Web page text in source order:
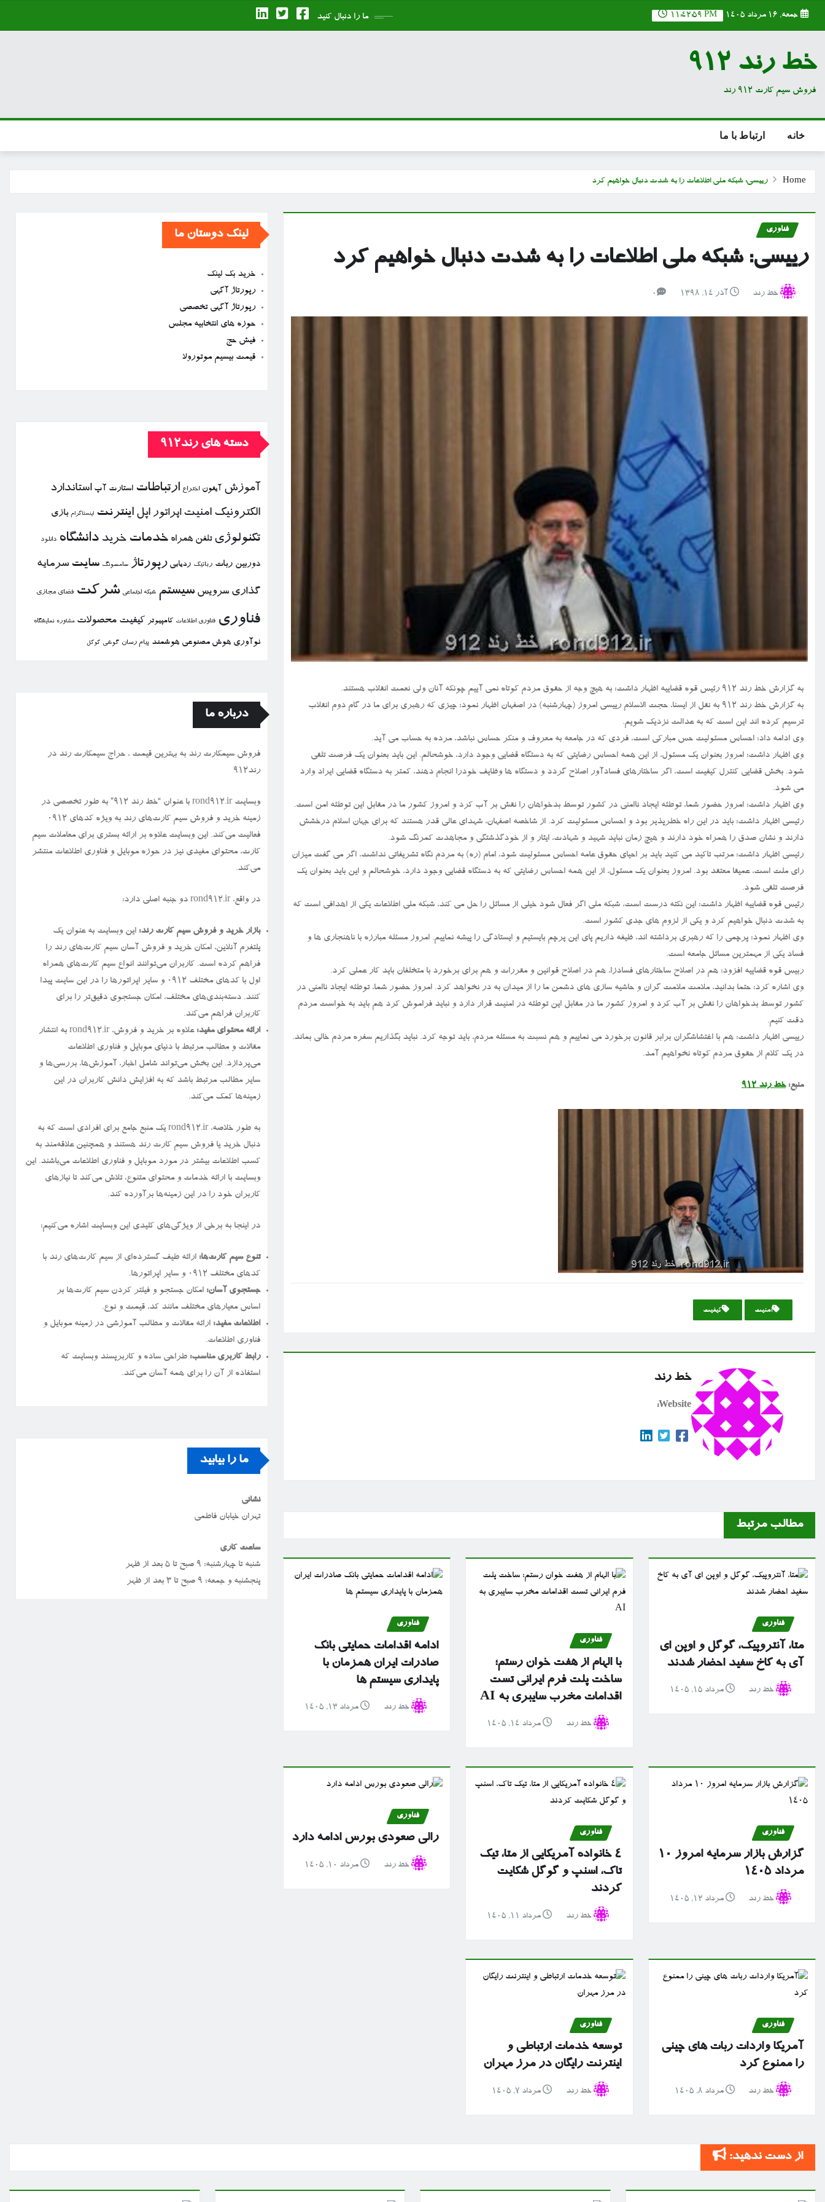
جمعه, ۱۶ مرداد ۱۴۰۵ 11:43:00 PM ما را دنبال کنید
خط رند 912
فروش سیم کارت 912 رند
خانه ارتباط با ما
Home رییسی: شبکه ملی اطلاعات را به شدت دنبال خواهیم کرد
فناوری
رییسی: شبکه ملی اطلاعات را به شدت دنبال خواهیم کرد
خط رند آذر ۱۴, ۱۳۹۸ 0
به گزارش خط رند ۹۱۲ رئیس قوه قضاییه اظهار داشت: به هیچ وجه از حقوق مردم کوتاه نمی آییم چونکه آنان ولی نعمت انقلاب هستند.
به گزارش خط رند ۹۱۲ به نقل از ایسنا، حجت الاسلام رییسی امروز (چهارشنبه) در اصفهان اظهار نمود: چیزی که رهبری برای ما در گام دوم انقلاب
ترسیم کرده اند این است که به عدالت نزدیک شویم.
وی ادامه داد: احساس مسئولیت حس مبارکی است، فردی که در جامعه به معروف و منکر حساس نباشد، مرده به حساب می آید.
وی اظهار داشت: امروز بعنوان یک مسئول، از این همه احساس رضایتی که به دستگاه قضایی وجود دارد، خوشحالم. این باید بعنوان یک فرصت تلقی
شود. بخش قضایی کنترل کیفیت است، اگر ساختارهای فسادآور اصلاح گردد و دستگاه ها وظایف خودرا انجام دهند، کمتر به دستگاه قضایی ایراد وارد
می شود.
وی اظهار داشت: امروز حضور شما، توطئه ایجاد ناامنی در کشور توسط بدخواهان را نقش بر آب کرد و امروز کشور ما در مقابل این توطئه امن است.
رئیسی اظهار داشت: باید در این راه خطرپذیر بود و احساس مسئولیت کرد. از شاخصه اصفهان، شهدای عالی قدر هستند که برای جهان اسلام درخشش
دارند و نشان صدق را همراه خود دارند و هیچ زمان نباید شهید و شهادت، ایثار و از خودگذشتگی و مجاهدت کمرنگ شود.
رئیسی اظهار داشت: مرتب تاکید می کنید باید بر احیای حقوق عامه احساس مسئولیت شود، امام (ره) به مردم نگاه تشریفاتی نداشت، اگر می گفت میزان
رای ملت است، عمیقا معتقد بود. امروز بعنوان یک مسئول، از این همه احساس رضایتی که به دستگاه قضایی وجود دارد، خوشحالم و این باید بعنوان یک
فرصت تلقی شود.
رئیس قوه قضاییه اظهار داشت: این نکته درست است، شبکه ملی اگر فعال شود خیلی از مسائل را حل می کند، شبکه ملی اطلاعات یکی از اهدافی است که
به شدت دنبال خواهیم کرد و یکی از لزوم های جدی کشور است.
وی اظهار نمود: پرچمی را که رهبری برداشته اند، ظیفه داریم پای این پرچم بایستیم و ایستادگی را پیشه نماییم. امروز مسئله مبارزه با ناهنجاری ها و
فساد یکی از مهمترین مسائل جامعه است.
ربیس قوه قضاییه افزود: هم در اصلاح ساختارهای فسادزا، هم در اصلاح قوانین و مقررات و هم برای برخورد با متخلفان باید کار عملی کرد.
وی اشاره کرد: حتما بدانید، ملامت ملامت گران و حاشیه سازی های دشمن ما را از میدان به در نخواهد کرد. امروز حضور شما، توطئه ایجاد ناامنی در
کشور توسط بدخواهان را نقش بر آب کرد و امروز کشور ما در مقابل این توطئه در امنیت قرار دارد و نباید فراموش کرد هم باید به خواست مردم
دقت کنیم.
رییسی اظهار داشت: هم با اغتشاشگران برابر قانون برخورد می نماییم و هم نسبت به مسئله مردم، باید توجه کرد. نباید بگذاریم سفره مردم خالی بماند.
در یک کلام از حقوق مردم کوتاه نخواهیم آمد.
منبع:خط رند ۹۱۲
امنیت كیفیت
خط رند
Website:
مطالب مرتبط
فناوری
متا، آنتروپیک، گوگل و اوپن ای
آی به کاخ سفید احضار شدند
خط رند مرداد ۱۵, ۱۴۰۵
فناوری
با الهام از هفت خوان رستم؛
ساخت پلت فرم ایرانی تست
اقدامات مخرب سایبری به AI
خط رند مرداد ۱۴, ۱۴۰۵
فناوری
ادامه اقدامات حمایتی بانک
صادرات ایران همزمان با
پایداری سیستم ها
خط رند مرداد ۱۳, ۱۴۰۵
فناوری
گزارش بازار سرمایه امروز ۱۰
مرداد ۱۴۰۵
خط رند مرداد ۱۲, ۱۴۰۵
فناوری
۴ خانواده آمریکایی از متا، تیک
تاک، اسنپ و گوگل شکایت
کردند
خط رند مرداد ۱۱, ۱۴۰۵
فناوری
رالی صعودی بورس ادامه دارد
خط رند مرداد ۱۰, ۱۴۰۵
فناوری
آمریکا واردات ربات های چینی
را ممنوع کرد
خط رند مرداد ۸, ۱۴۰۵
فناوری
توسعه خدمات ارتباطی و
اینترنت رایگان در مرز مهران
خط رند مرداد ۷, ۱۴۰۵
لینک دوستان ما
خرید بک لینک
رپورتاژ آگهی
رپورتاژ آگهی تخصصی
حوزه های انتخابیه مجلس
فیش حج
قیمت بیسیم موتورولا
دسته های رند912
آموزش آیفون اختراع ارتباطات استارت آپ استاندارد
الكترونیك امنیت اپراتور اپل اینترنت اینستاگرام بازی
تكنولوژی تلفن همراه خدمات خرید دانشگاه دانلود
دوربین ربات رباتیك ردیابی رپورتاژ سامسونگ سایت سرمایه
گذاری سرویس سیستم شبكه اجتماعی شركت فضای مجازی
فناوری فناوری اطلاعات كامپیوتر كیفیت محصولات مشاوره نمایشگاه
نوآوری هوش مصنوعی هوشمند پیام رسان گوشی گوگل
درباره ما
فروش سیمكارت رند به بهترین قیمت ، حراج سیمكارت رند در
رند912
وبسایت rond912.ir با عنوان “خط رند ۹۱۲” به طور تخصصی در
زمینه خرید و فروش سیم کارت‌های رند به ویژه کدهای ۰۹۱۲
فعالیت می‌کند. این وبسایت علاوه بر ارائه بستری برای معاملات سیم
کارت، محتوای مفیدی نیز در حوزه موبایل و فناوری اطلاعات منتشر
می‌کند.
در واقع، rond912.ir دو جنبه اصلی دارد:
بازار خرید و فروش سیم کارت رند: این وبسایت به عنوان یک
پلتفرم آنلاین، امکان خرید و فروش آسان سیم کارت‌های رند را
فراهم کرده است. کاربران می‌توانند انواع سیم کارت‌های همراه
اول با کدهای مختلف ۰۹۱۲ و سایر اپراتورها را در این سایت پیدا
کنند. دسته‌بندی‌های مختلف، امکان جستجوی دقیق‌تر را برای
کاربران فراهم می‌کند.
ارائه محتوای مفید:
علاوه بر خرید و فروش، rond912.ir به انتشار
مقالات و مطالب مرتبط با دنیای موبایل و فناوری اطلاعات
می‌پردازد. این بخش می‌تواند شامل اخبار، آموزش‌ها، بررسی‌ها و
سایر مطالب مرتبط باشد که به افزایش دانش کاربران در این
زمینه‌ها کمک می‌کند.
به طور خلاصه، rond912.ir یک منبع جامع برای افرادی است که به
دنبال خرید یا فروش سیم کارت رند هستند و همچنین علاقه‌مند به
کسب اطلاعات بیشتر در مورد موبایل و فناوری اطلاعات می‌باشند. این
وبسایت با ارائه خدمات و محتوای متنوع، تلاش می‌کند تا نیازهای
کاربران خود را در این زمینه‌ها برآورده کند.
در اینجا به برخی از ویژگی‌های کلیدی این وبسایت اشاره می‌کنیم:
تنوع سیم کارت‌ها: ارائه طیف گسترده‌ای از سیم کارت‌های رند با
کدهای مختلف ۰۹۱۲ و سایر اپراتورها.
جستجوی آسان: امکان جستجو و فیلتر کردن سیم کارت‌ها بر
اساس معیارهای مختلف مانند کد، قیمت و نوع.
اطلاعات مفید: ارائه مقالات و مطالب آموزشی در زمینه موبایل و
فناوری اطلاعات.
رابط کاربری مناسب: طراحی ساده و کاربرپسند وبسایت که
استفاده از آن را برای همه آسان می‌کند.
ما را بیابید
نشانی
تهران خیابان فاطمی
ساعت کاری
شنبه تا چهارشنبه: ۹ صبح تا ۵ بعد از ظهر
پنجشنبه و جمعه: ۹ صبح تا ۳ بعد از ظهر
از دست ندهید: